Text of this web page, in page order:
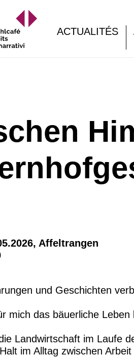
ACTUALITÉS
Affeltrangen
und Geschichten
mich das bäuerliche
Landwirtschaft im Laufe
im Alltag zwischen